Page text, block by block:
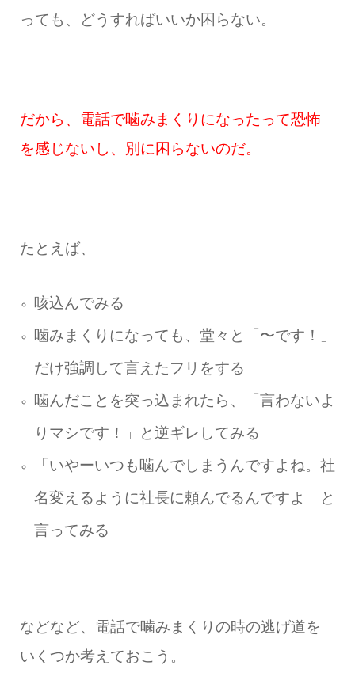
っても、どうすればいいか困らない。
だから、電話で噛みまくりになったって恐怖
を感じないし、別に困らないのだ。
たとえば、
咳込んでみる
噛みまくりになっても、堂々と「〜です！」
だけ強調して言えたフリをする
噛んだことを突っ込まれたら、「言わないよ
りマシです！」と逆ギレしてみる
「いやーいつも噛んでしまうんですよね。社
名変えるように社長に頼んでるんですよ」と
言ってみる
などなど、電話で噛みまくりの時の逃げ道を
いくつか考えておこう。